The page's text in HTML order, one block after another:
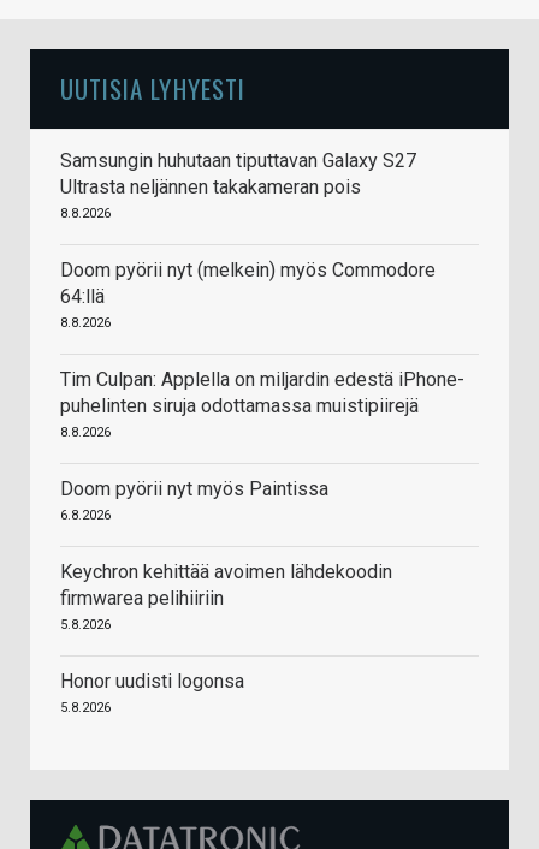
UUTISIA LYHYESTI
Samsungin huhutaan tiputtavan Galaxy S27
Ultrasta neljännen takakameran pois
8.8.2026
Doom pyörii nyt (melkein) myös Commodore
64:llä
8.8.2026
Tim Culpan: Applella on miljardin edestä iPhone-
puhelinten siruja odottamassa muistipiirejä
8.8.2026
Doom pyörii nyt myös Paintissa
6.8.2026
Keychron kehittää avoimen lähdekoodin
firmwarea pelihiiriin
5.8.2026
Honor uudisti logonsa
5.8.2026